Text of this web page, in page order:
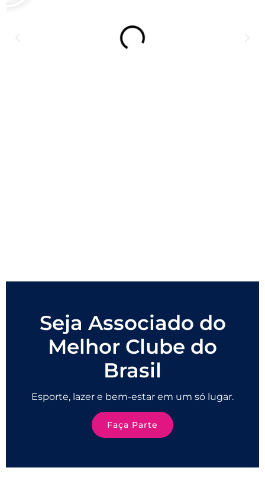
Seja Associado do
Melhor Clube do
Brasil
Esporte, lazer e bem-estar em um só lugar.
Faça Parte